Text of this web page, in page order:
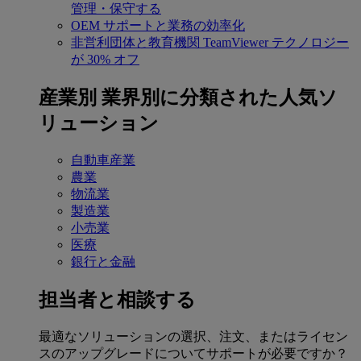
管理・保守する
OEM サポートと業務の効率化
非営利団体と教育機関 TeamViewer テクノロジー
が 30% オフ
産業別 業界別に分類された人気ソ
リューション
自動車産業
農業
物流業
製造業
小売業
医療
銀行と金融
担当者と相談する
最適なソリューションの選択、注文、またはライセン
スのアップグレードについてサポートが必要ですか？